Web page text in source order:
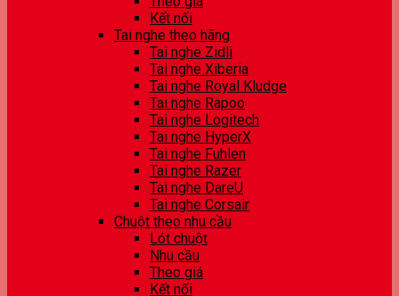
Kết nối
Tai nghe theo hãng
Tai nghe Zidli
Tai nghe Xiberia
Tai nghe Royal Kludge
Tai nghe Rapoo
Tai nghe Logitech
Tai nghe HyperX
Tai nghe Fuhlen
Tai nghe Razer
Tai nghe DareU
Tai nghe Corsair
Chuột theo nhu cầu
Lót chuột
Nhu cầu
Theo giá
Kết nối